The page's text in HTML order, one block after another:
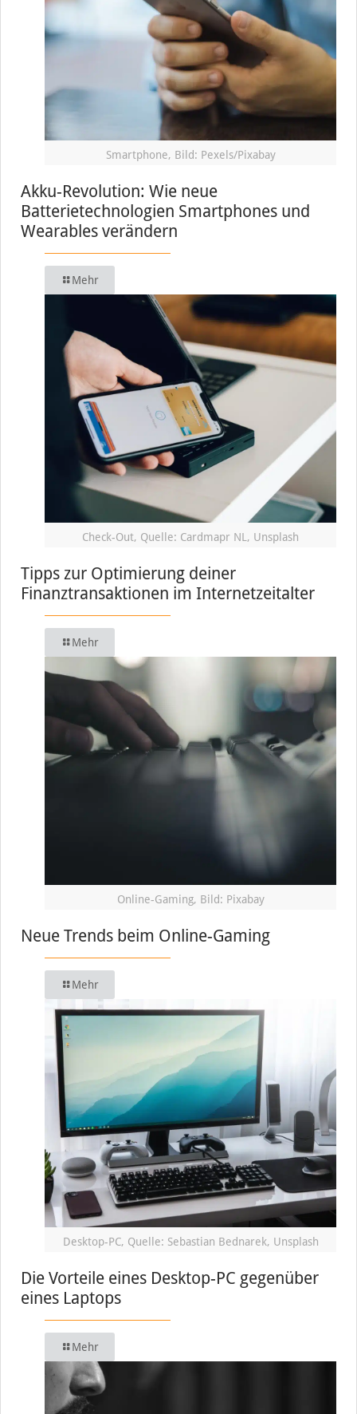
Smartphone, Bild: Pexels/Pixabay
Akku-Revolution: Wie neue
Batterietechnologien Smartphones und
Wearables verändern
Mehr
Check-Out, Quelle: Cardmapr NL, Unsplash
Tipps zur Optimierung deiner
Finanztransaktionen im Internetzeitalter
Mehr
Online-Gaming, Bild: Pixabay
Neue Trends beim Online-Gaming
Mehr
Desktop-PC, Quelle: Sebastian Bednarek, Unsplash
Die Vorteile eines Desktop-PC gegenüber
eines Laptops
Mehr